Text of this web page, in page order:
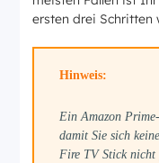
ersten drei Schritten
Hinweis:
Ein Amazon
damit Sie sich
Fire TV Stick nicht